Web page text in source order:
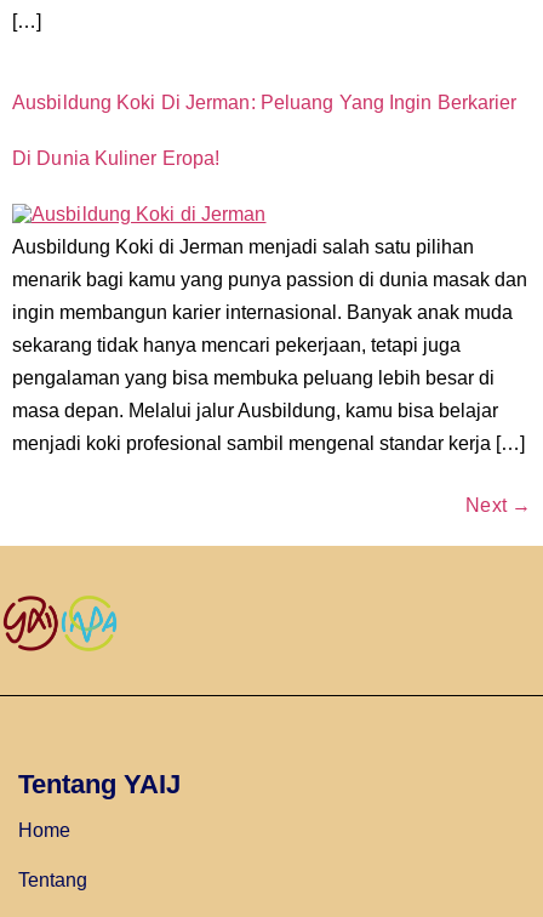
[…]
Ausbildung Koki Di Jerman: Peluang Yang Ingin Berkarier
Di Dunia Kuliner Eropa!
Ausbildung Koki di Jerman menjadi salah satu pilihan
menarik bagi kamu yang punya passion di dunia masak dan
ingin membangun karier internasional. Banyak anak muda
sekarang tidak hanya mencari pekerjaan, tetapi juga
pengalaman yang bisa membuka peluang lebih besar di
masa depan. Melalui jalur Ausbildung, kamu bisa belajar
menjadi koki profesional sambil mengenal standar kerja […]
Next →
Tentang YAIJ
Home
Tentang